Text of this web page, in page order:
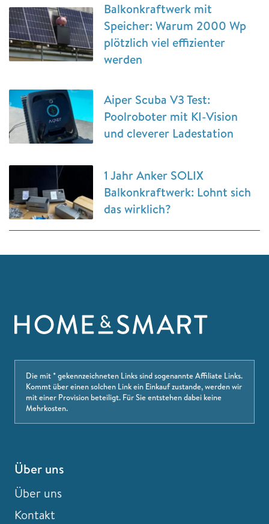
Balkonkraftwerk mit
Speicher: Warum 2000 Wp
plötzlich viel effizienter
werden
Aiper Scuba V3 Test:
Poolroboter mit KI-Vision
und cleverer Ladestation
1 Jahr Anker SOLIX
Balkonkraftwerk: Lohnt sich
das wirklich?
Die mit * gekennzeichneten Links sind sogenannte Affiliate Links.
Kommt über einen solchen Link ein Einkauf zustande, werden wir
mit einer Provision beteiligt. Für Sie entstehen dabei keine
Mehrkosten.
Über uns
Über uns
Kontakt